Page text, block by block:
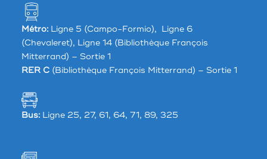
Métro:Ligne 5 (Campo-Formio), Ligne 6
(Chevaleret), Ligne 14 (Bibliothèque François
Mitterrand) – Sortie 1
RER C(Bibliothèque François Mitterrand) – Sortie 1
Bus:Ligne 25, 27, 61, 64, 71, 89, 325